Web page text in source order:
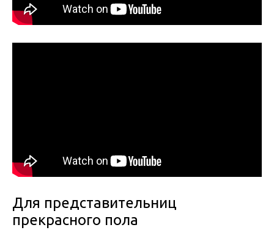
Для представительниц
прекрасного пола